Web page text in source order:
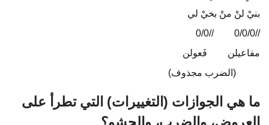
بنيْ لنْ منْ بخيْ لي
//0/0/0
//0/0
مفاعيلن
فَعولن
(الضرب مجذوف)
ما هي الجوازات (التغييرات) التي تطرأ على